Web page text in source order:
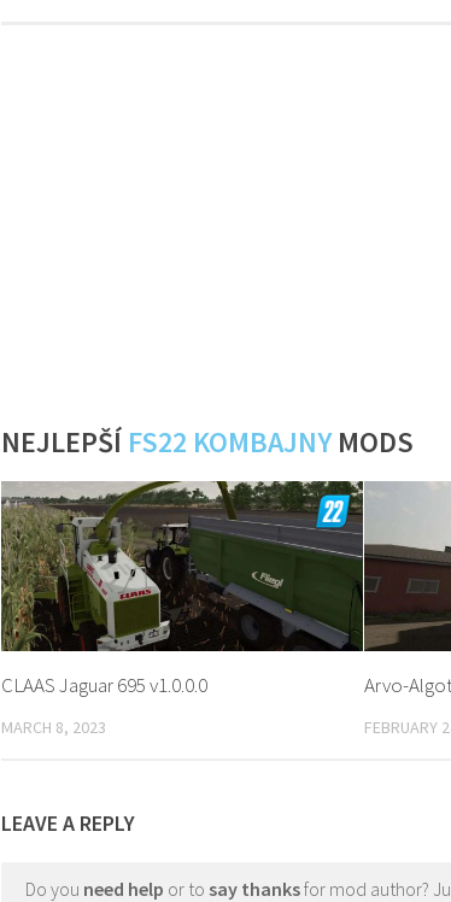
NEJLEPŠÍ FS22 KOMBAJNYMODS
CLAAS Jaguar 695 v1.0.0.0
MARCH 8, 2023
Arvo-
FEBRUARY
LEAVE A REPLY
Do you need help or to say thanksfor mod author?